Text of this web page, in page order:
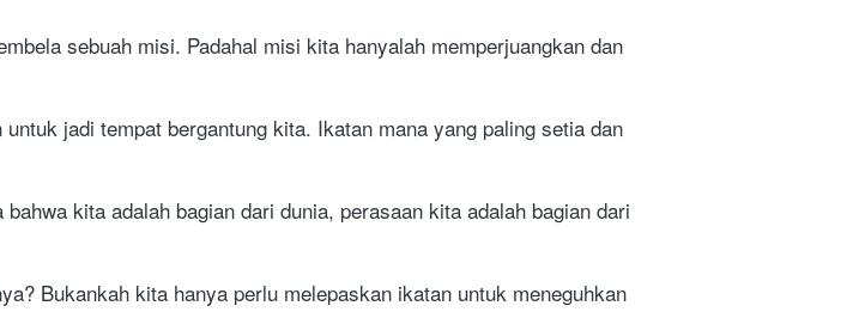
sebuah misi. Padahal misi kita hanyalah memperjuangkan dan
jadi tempat bergantung kita. Ikatan mana yang paling setia dan
kita adalah bagian dari dunia, perasaan kita adalah bagian dari
Bukankah kita hanya perlu melepaskan ikatan untuk meneguhkan